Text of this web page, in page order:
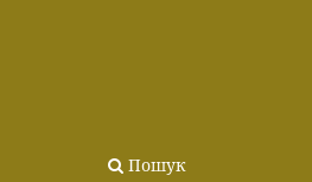
Пошук